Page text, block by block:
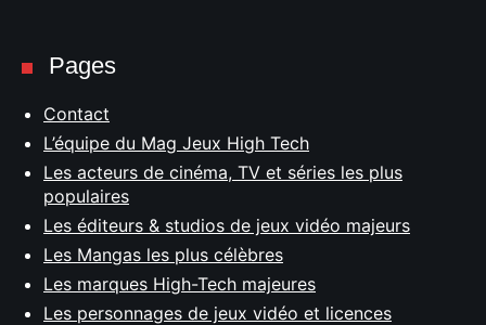
Pages
Contact
L’équipe du Mag Jeux High Tech
Les acteurs de cinéma, TV et séries les plus
populaires
Les éditeurs & studios de jeux vidéo majeurs
Les Mangas les plus célèbres
Les marques High-Tech majeures
Les personnages de jeux vidéo et licences